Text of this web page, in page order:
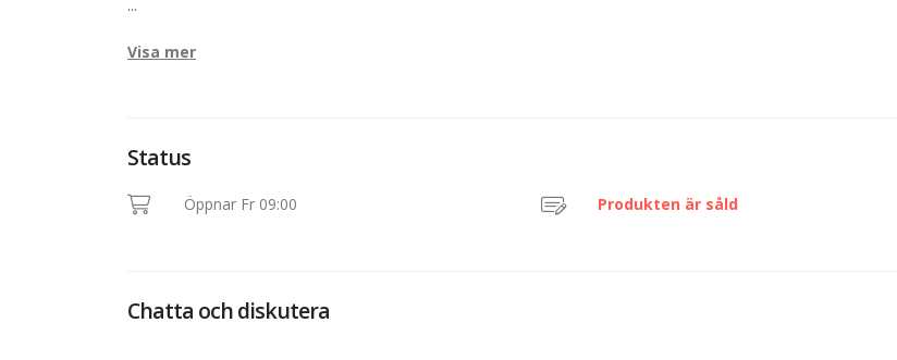
...
Visa mer
Status
Öppnar Fr 09:00 Produkten är såld
Chatta och diskutera